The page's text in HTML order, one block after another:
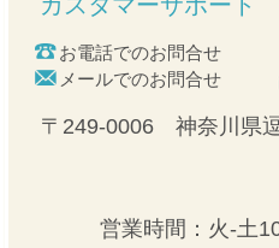
お電話でのお問合せ
メールでのお問合せ
〒249-0006 神奈川県
営業時間：火-土